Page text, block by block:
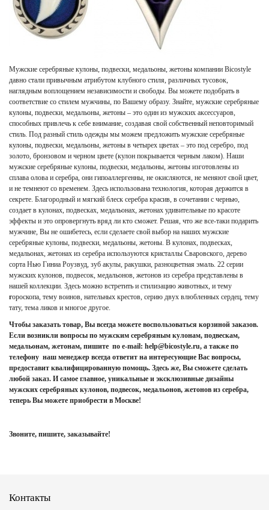
Мужские серебряные кулоны, подвески, медальоны, жетоны компании Bicostyle
давно стали привычным атрибутом клубного стиля, различных тусовок,
наглядным воплощением независимости и свободы. Вы можете подобрать в
соответствие со стилем мужчины, по Вашему образу. Знайте, мужские серебряные
кулоны, подвески, медальоны, жетоны – это один из мужских аксессуаров,
способных привлечь к себе внимание, создавая свой собственный неповторимый
стиль. Под разный стиль одежды мы можем предложить мужские серебряные
кулоны, подвески, медальоны, жетоны в четырех цветах – это под серебро, под
золото, бронзовом и черном цвете (кулон покрывается черным лаком). Наши
мужские серебряные кулоны, подвески, медальоны, жетоны изготовлены из
сплава олова и серебра, они гипоаллергенны, не окисляются, не меняют свой цвет,
и не темнеют со временем. Здесь использована технология, которая держится в
секрете. Благородный и мягкий блеск серебра красив, в сочетании с чернью,
создает в кулонах, подвесках, медальонах, жетонах удивительные по красоте
эффекты и это опровергнуть вряд ли кто сможет. Решая, что же все-таки подарить
мужчине, Вы не ошибетесь, если сделаете свой выбор на наших мужские
серебряные кулоны, подвески, медальоны, жетоны. В кулонах, подвесках,
медальонах, жетонах из серебра используются кристаллы Сваровского, дерево
сорта Нью Гиниа Роузвуд, зуб акулы, ракушки, разноцветная эмаль. 22 серии
мужских кулонов, подвесок, медальонов, жетонов из серебра представлены в
нашей коллекции. Здесь можно встретить и стилизацию животных, и тему
гороскопа, тему воинов, нательных крестов, серию двух влюбленных сердец, тему
тату, тема ликов и многое другое.
Чтобы заказать товар, Вы всегда можете воспользоваться корзиной заказов.
Если возникли вопросы по мужским серебряным кулонам, подвескам,
медальонам, жетонам, пишите по e-mail: help@bicostyle.ru, а также по
телефону наш менеджер всегда ответит на интересующие Вас вопросы,
предоставит квалифицированную помощь. Здесь же, Вы сможете сделать
любой заказ. И самое главное, уникальные и эксклюзивные дизайны
мужских серебряных кулонов, подвесок, медальонов, жетонов из серебра,
теперь Вы можете приобрести в Москве!
Звоните, пишите, заказывайте!
Контакты